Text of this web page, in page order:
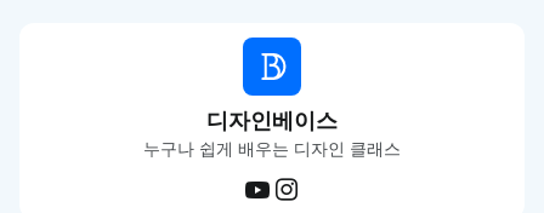
디자인베이스
누구나 쉽게 배우는 디자인 클래스